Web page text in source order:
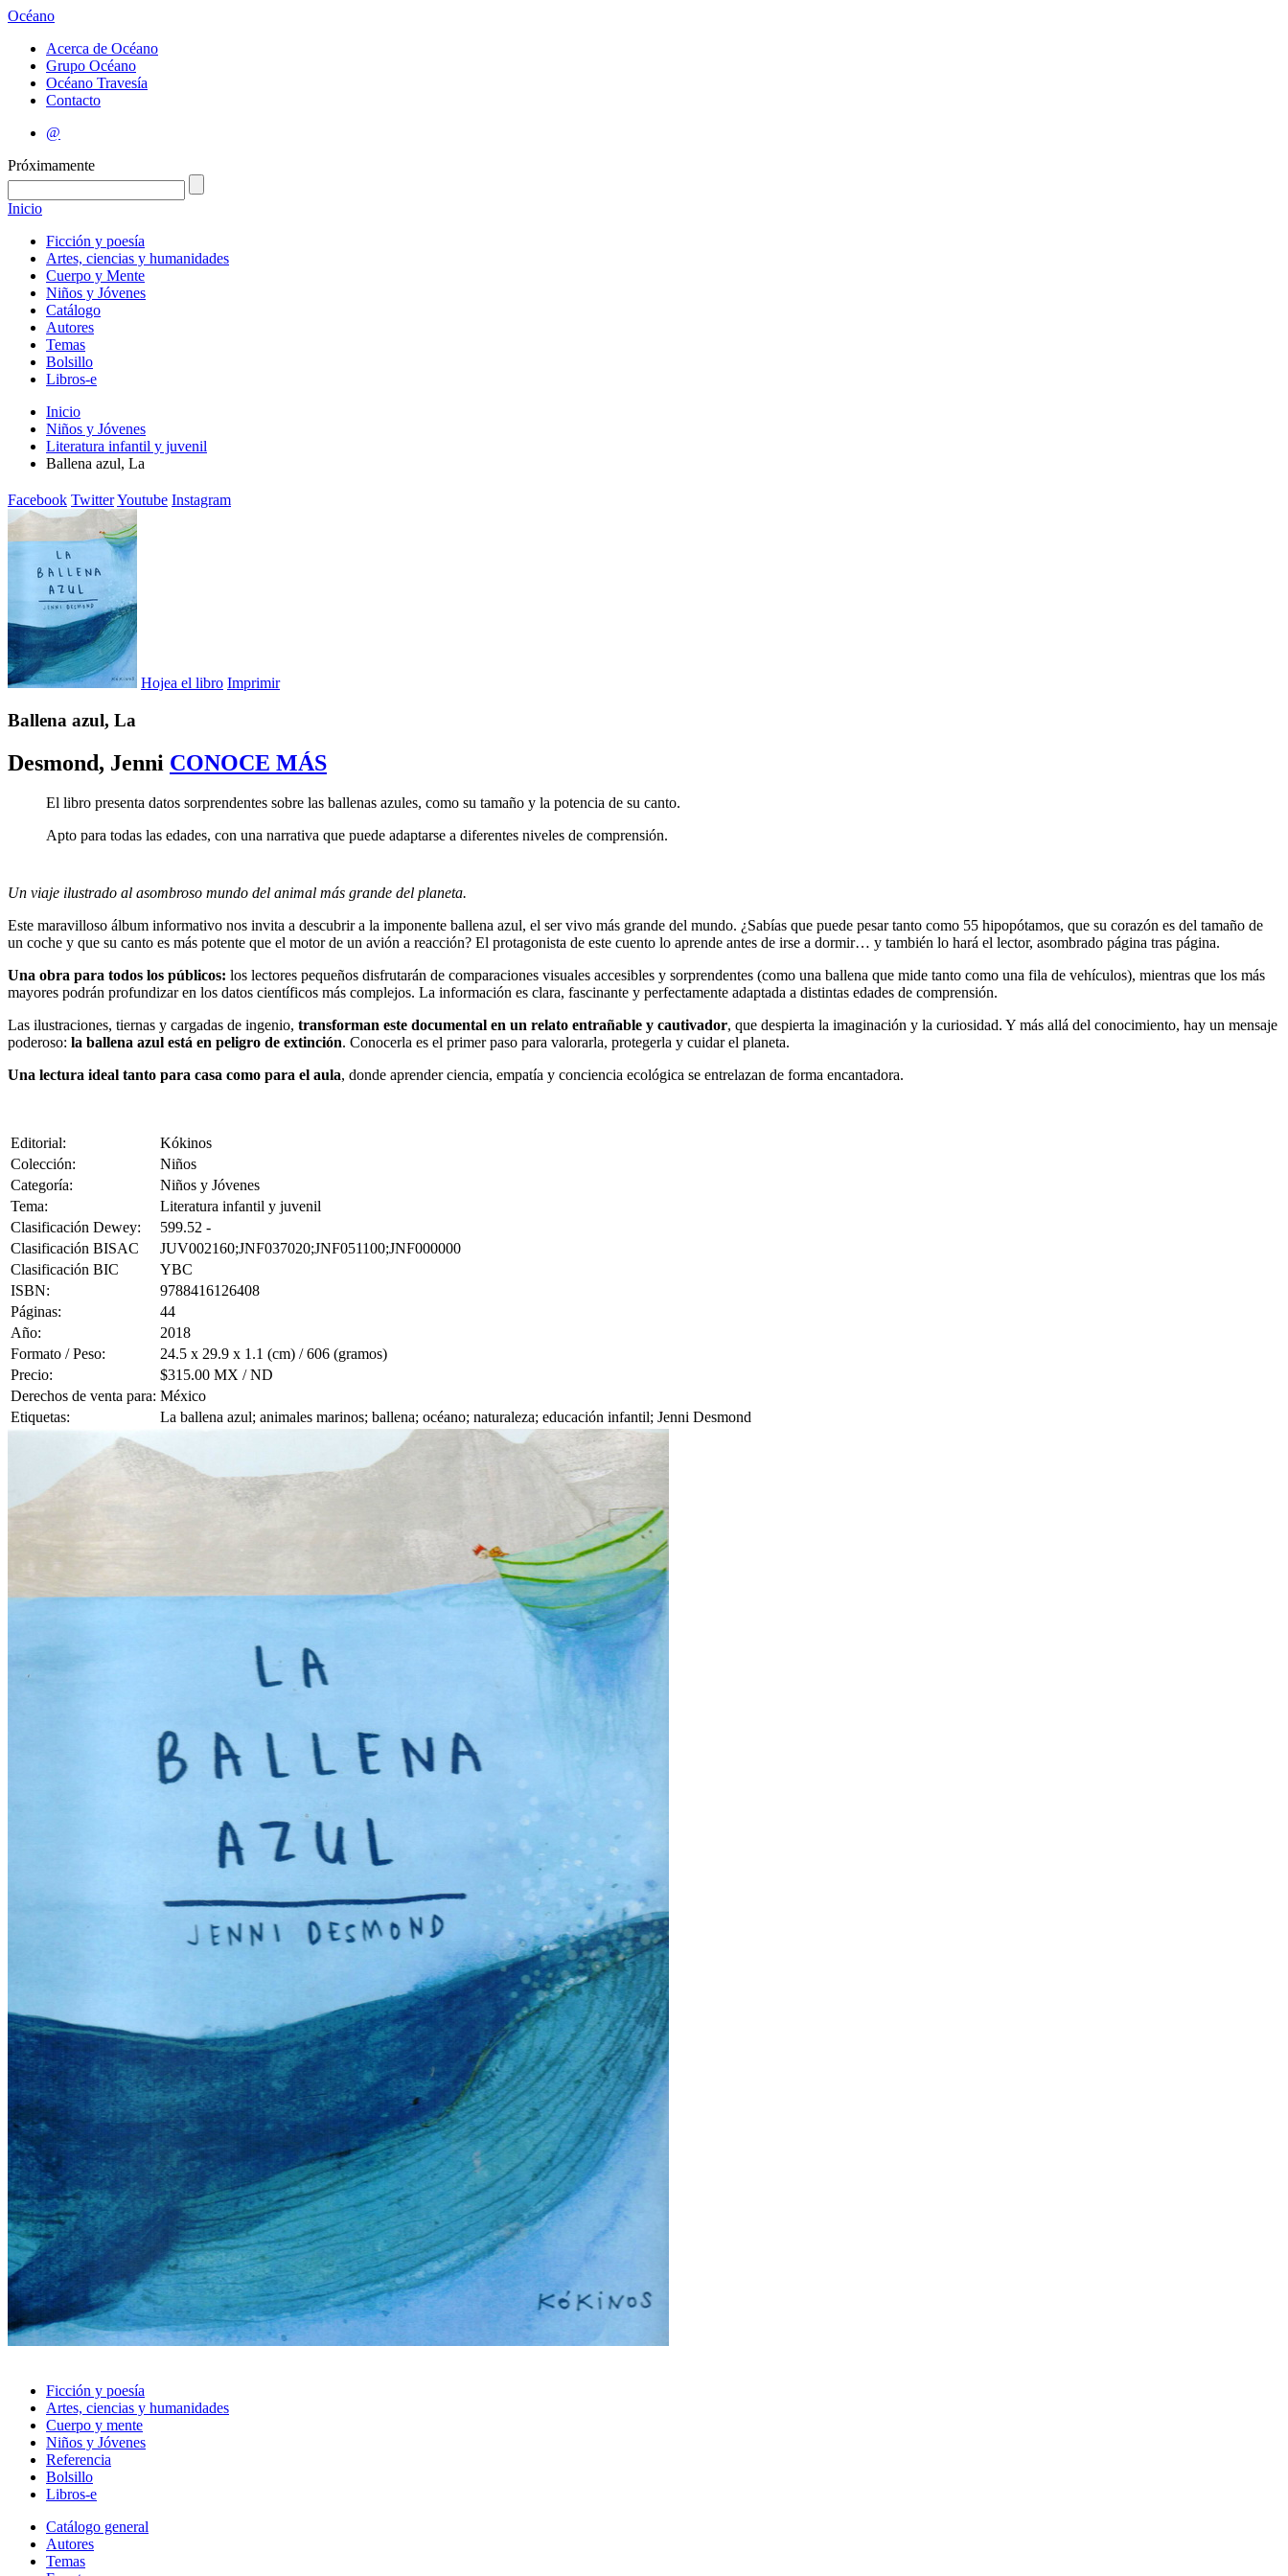
Océano
Acerca de Océano
Grupo Océano
Océano Travesía
Contacto
@
Próximamente
Inicio
Ficción y poesía
Artes, ciencias y humanidades
Cuerpo y Mente
Niños y Jóvenes
Catálogo
Autores
Temas
Bolsillo
Libros-e
Inicio
Niños y Jóvenes
Literatura infantil y juvenil
Ballena azul, La
Facebook TwitterYoutube Instagram
Hojea el libro Imprimir
Ballena azul, La
Desmond, Jenni CONOCE MÁS
El libro presenta datos sorprendentes sobre las ballenas azules, como su tamaño y la potencia de su canto.
Apto para todas las edades, con una narrativa que puede adaptarse a diferentes niveles de comprensión.
Un viaje ilustrado al asombroso mundo del animal más grande del planeta.
Este maravilloso álbum informativo nos invita a descubrir a la imponente ballena azul, el ser vivo más grande del mundo. ¿Sabías que puede pesar tanto como 55 hipopótamos, que su corazón es del tamaño de
un coche y que su canto es más potente que el motor de un avión a reacción? El protagonista de este cuento lo aprende antes de irse a dormir… y también lo hará el lector, asombrado página tras página.
Una obra para todos los públicos: los lectores pequeños disfrutarán de comparaciones visuales accesibles y sorprendentes (como una ballena que mide tanto como una fila de vehículos), mientras que los más
mayores podrán profundizar en los datos científicos más complejos. La información es clara, fascinante y perfectamente adaptada a distintas edades de comprensión.
Las ilustraciones, tiernas y cargadas de ingenio, transforman este documental en un relato entrañable y cautivador, que despierta la imaginación y la curiosidad. Y más allá del conocimiento, hay un mensaje
poderoso: la ballena azul está en peligro de extinción. Conocerla es el primer paso para valorarla, protegerla y cuidar el planeta.
Una lectura ideal tanto para casa como para el aula, donde aprender ciencia, empatía y conciencia ecológica se entrelazan de forma encantadora.
Editorial:
Kókinos
Colección:
Niños
Categoría:
Niños y Jóvenes
Tema:
Literatura infantil y juvenil
Clasificación Dewey:
599.52 -
Clasificación BISAC
JUV002160;JNF037020;JNF051100;JNF000000
Clasificación BIC
YBC
ISBN:
9788416126408
Páginas:
44
Año:
2018
Formato / Peso:
24.5 x 29.9 x 1.1 (cm) / 606 (gramos)
Precio:
$315.00 MX / ND
Derechos de venta para: México
Etiquetas:
La ballena azul; animales marinos; ballena; océano; naturaleza; educación infantil; Jenni Desmond
Ficción y poesía
Artes, ciencias y humanidades
Cuerpo y mente
Niños y Jóvenes
Referencia
Bolsillo
Libros-e
Catálogo general
Autores
Temas